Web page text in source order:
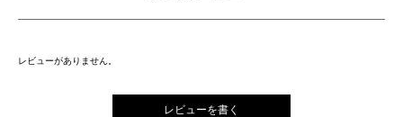
レビューがありません。
レビューを書く